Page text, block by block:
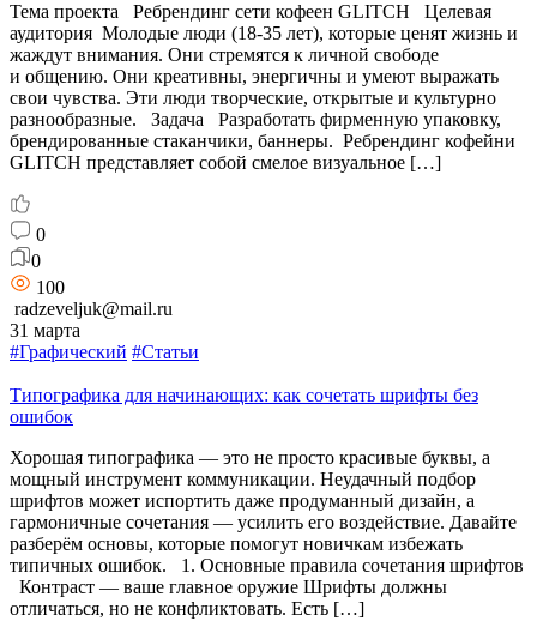
Тема проекта Ребрендинг сети кофеен GLITCH Целевая
аудитория Молодые люди (18-35 лет), которые ценят жизнь и
жаждут внимания. Они стремятся к личной свободе
и общению. Они креативны, энергичны и умеют выражать
свои чувства. Эти люди творческие, открытые и культурно
разнообразные. Задача Разработать фирменную упаковку,
брендированные стаканчики, баннеры. Ребрендинг кофейни
GLITCH представляет собой смелое визуальное […]
0
0
100
radzeveljuk@mail.ru
31 марта
#Графический #Статьи
Типографика для начинающих: как сочетать шрифты без
ошибок
Хорошая типографика — это не просто красивые буквы, а
мощный инструмент коммуникации. Неудачный подбор
шрифтов может испортить даже продуманный дизайн, а
гармоничные сочетания — усилить его воздействие. Давайте
разберём основы, которые помогут новичкам избежать
типичных ошибок. 1. Основные правила сочетания шрифтов
Контраст — ваше главное оружие Шрифты должны
отличаться, но не конфликтовать. Есть […]